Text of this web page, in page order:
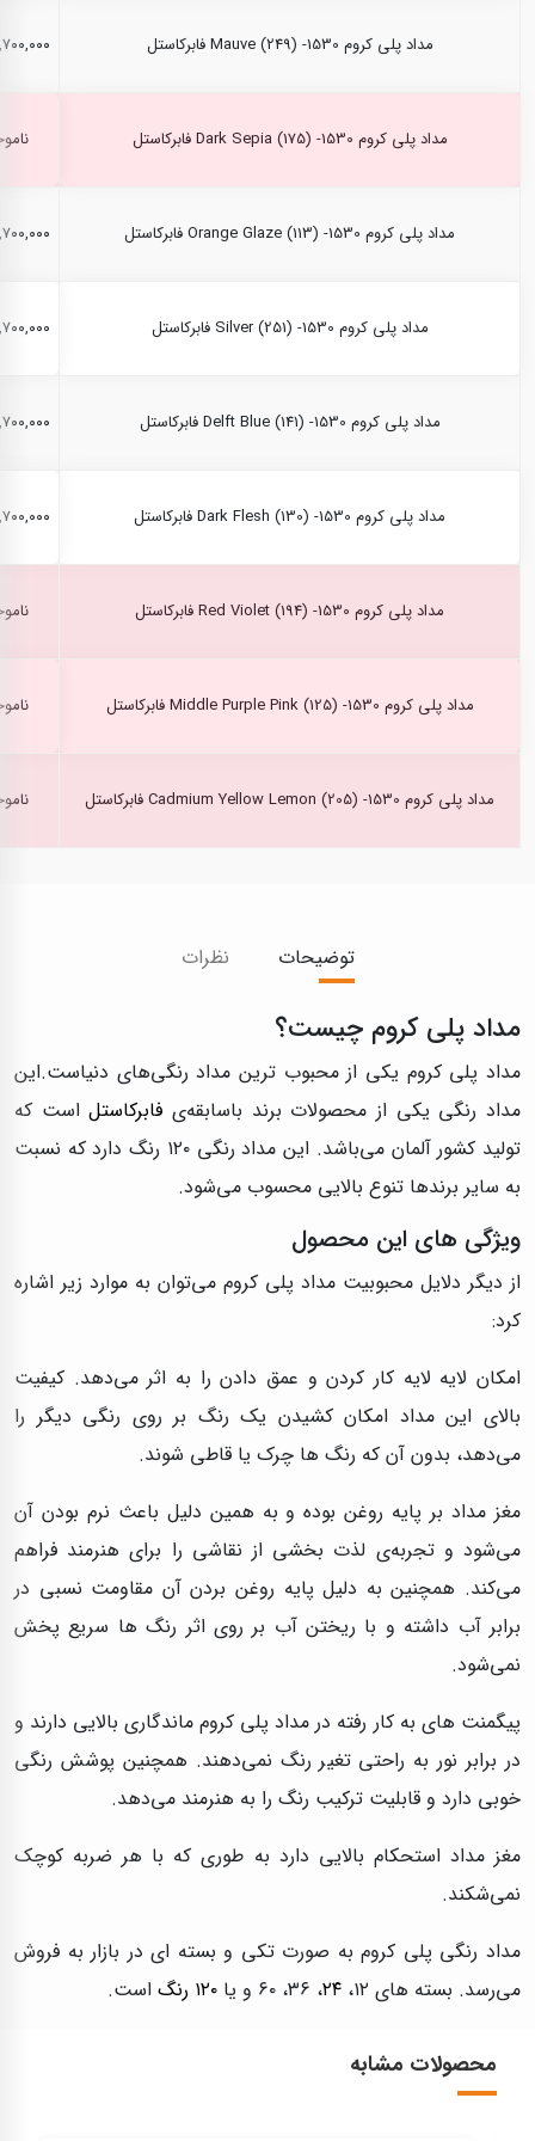
مداد پلی کروم Mauve (249) -1530 فابرکاستل ۲,۷۰۰,۰۰۰
مداد پلی کروم Dark Sepia (175) -1530 فابرکاستل
مداد پلی کروم Orange Glaze (113) -1530 فابرکاستل ۲,۷۰۰,۰۰۰
مداد پلی کروم Silver (251) -1530 فابرکاستل ۲,۷۰۰,۰۰۰
مداد پلی کروم Delft Blue (141) -1530 فابرکاستل ۲,۷۰۰,۰۰۰
مداد پلی کروم Dark Flesh (130) -1530 فابرکاستل ۲,۷۰۰,۰۰۰
مداد پلی کروم Red Violet (194) -1530 فابرکاستل
مداد پلی کروم Middle Purple Pink (125) -1530 فابرکاستل
مداد پلی کروم Cadmium Yellow Lemon (205) -1530 فابرکاستل
توضیحات نظرات
مداد پلی کروم چیست؟
مداد پلی کروم یکی از محبوب ترین مداد‌ رنگی‌های دنیاست.این
مداد‌ رنگی یکی از محصولات برند باسابقه‌ی فابرکاستلاست که
تولید کشور آلمان می‌باشد. این مداد‌ رنگی ۱۲۰ رنگ دارد که نسبت
به سایر برندها تنوع بالایی محسوب می‌شود.
ویژگی های این محصول
از دیگر دلایل محبوبیت مداد پلی کروم می‌توان به موارد زیر اشاره
کرد:
امکان لایه لایه کار کردن و عمق دادن را به اثر می‌دهد. کیفیت
بالای این مداد امکان کشیدن یک رنگ بر روی رنگی دیگر را
می‌دهد، بدون آن که رنگ ها چرک یا قاطی شوند.
مغز مداد بر پایه روغن بوده و به همین دلیل باعث نرم بودن آن
می‌شود و تجربه‌ی لذت بخشی از نقاشی را برای هنرمند فراهم
می‌کند. همچنین به دلیل پایه روغن بردن آن مقاومت نسبی در
برابر آب داشته و با ریختن آب بر روی اثر رنگ ها سریع پخش
نمی‌شود.
پیگمنت های به کار رفته در مداد پلی کروم ماندگاری بالایی دارند و
در برابر نور به راحتی تغیر رنگ نمی‌دهند. همچنین پوشش رنگی
خوبی دارد و قابلیت ترکیب رنگ را به هنرمند می‌دهد.
مغز مداد استحکام بالایی دارد به طوری که با هر ضربه کوچک
نمی‌شکند.
مداد رنگی پلی کروم به صورت تکی و بسته ای در بازار به فروش
می‌رسد. بسته های ۱۲،
۲۴، ۳۶، ۶۰ و یا ۱۲۰ رنگ است.
محصولات مشابه